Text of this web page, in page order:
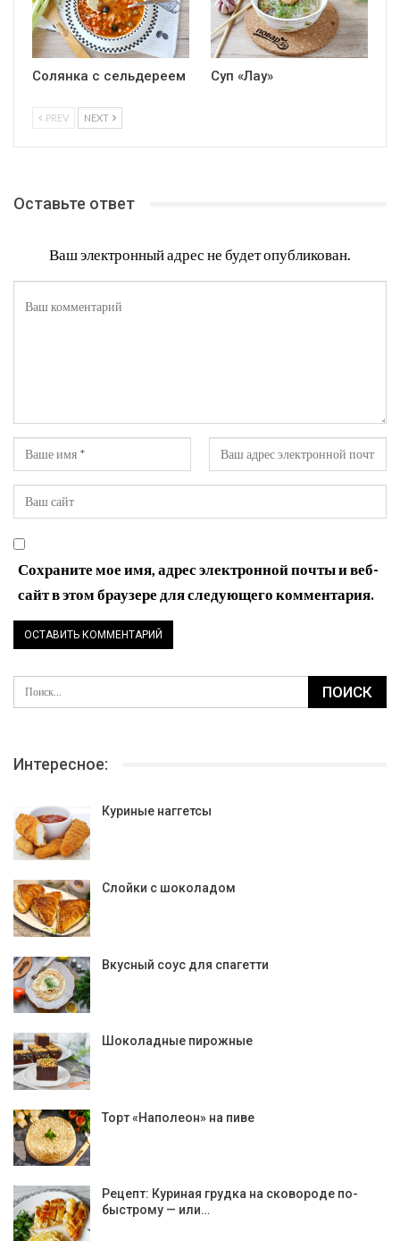
Солянка с сельдереем Суп «Лау»
PREV NEXT
Оставьте ответ
Ваш электронный адрес не будет опубликован.
Сохраните мое имя, адрес электронной почты и веб-
сайт в этом браузере для следующего комментария.
Интересное:
Куриные наггетсы
Слойки с шоколадом
Вкусный соус для спагетти
Шоколадные пирожные
Торт «Наполеон» на пиве
Рецепт: Куриная грудка на сковороде по-
быстрому — или…